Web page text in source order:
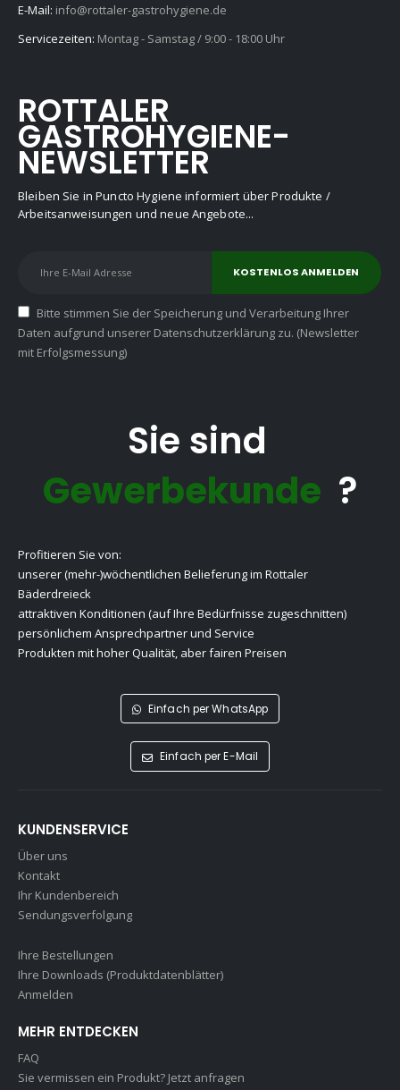
E-Mail: info@rottaler-gastrohygiene.de
Servicezeiten: Montag - Samstag / 9:00 - 18:00 Uhr
ROTTALER
GASTROHYGIENE-
NEWSLETTER
Bleiben Sie in Puncto Hygiene informiert über Produkte /
Arbeitsanweisungen und neue Angebote...
Bitte stimmen Sie der Speicherung und Verarbeitung Ihrer
Daten aufgrund unserer Datenschutzerklärung zu. (Newsletter
mit Erfolgsmessung)
Sie sind
Gewerbekunde ?
Profitieren Sie von:
unserer (mehr-)wöchentlichen Belieferung im Rottaler
Bäderdreieck
attraktiven Konditionen (auf Ihre Bedürfnisse zugeschnitten)
persönlichem Ansprechpartner und Service
Produkten mit hoher Qualität, aber fairen Preisen
Einfach per WhatsApp
Einfach per E-Mail
KUNDENSERVICE
Über uns
Kontakt
Ihr Kundenbereich
Sendungsverfolgung
Ihre Bestellungen
Ihre Downloads (Produktdatenblätter)
Anmelden
MEHR ENTDECKEN
FAQ
Sie vermissen ein Produkt? Jetzt anfragen